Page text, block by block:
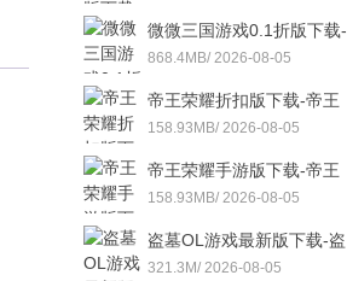
微微三国游戏0.1折版下载-
微微三国福利版 v1.0安卓
版下载
868.4MB/ 2026-08-05
帝王荣耀折扣版下载-帝王
荣耀满VIP福利版v9.0安卓
版下载
158.93MB/ 2026-08-05
帝王荣耀手游版下载-帝王
荣耀鬼服资源独享版 v9.0
安卓版下载
158.93MB/ 2026-08-05
盗墓OL游戏最新版下载-盗
墓OL官方版 V2.934安卓版
321.3M/ 2026-08-05